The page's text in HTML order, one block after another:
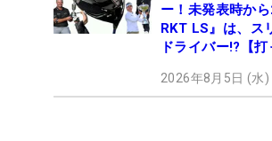
ー！未発表時か
RKT LS』は、ス
ドライバー!?【打
2026年8月5日 (水